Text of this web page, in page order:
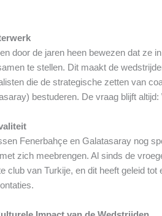
door de jaren heen bewezen dat ze
te stellen. Dit maakt de
die de strategische zetten van
bestuderen. De vraag blijft
Fenerbahçe en Galatasaray nog
zich meebrengen. Al sinds de
club van Turkije, en dit heeft geleid